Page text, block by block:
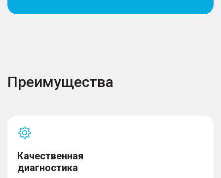
Преимущества
Качественная
диагностика